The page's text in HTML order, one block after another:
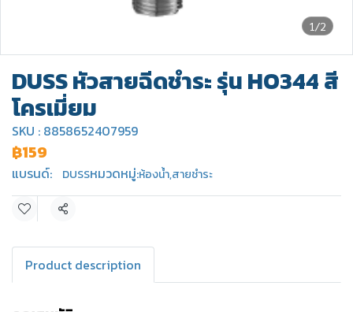
1/2
DUSS หัวสายฉีดชำระ รุ่น HO344 สี
โครเมี่ยม
SKU : 8858652407959
฿159
แบรนด์: DUSSหมวดหมู่:ห้องน้ำ,สายชำระ
แชร์
Product description